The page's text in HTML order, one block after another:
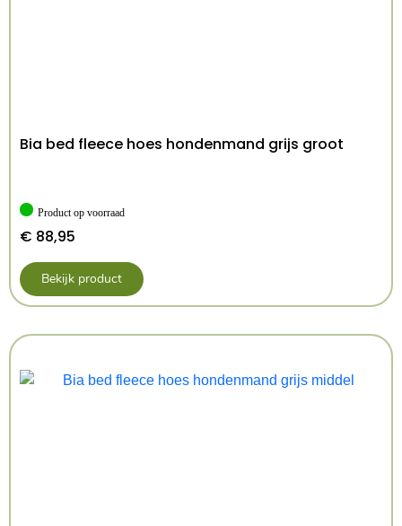
Bia bed fleece hoes hondenmand grijs groot
Product op voorraad
€ 88,95
Bekijk product